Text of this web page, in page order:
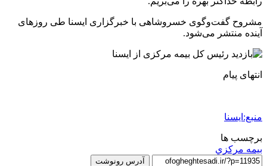
مشروح گفت‌وگوی خسروشاهی با خبرگزاری ایسنا طی روزهای
آینده منتشر می‌شود.
انتهای پیام
منبع:ایسنا
برچسب ها
بيمه مركزي
آدرس رونوشت